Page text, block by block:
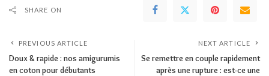
SHARE ON
PREVIOUS ARTICLE
Doux & rapide : nos amigurumis
en coton pour débutants
NEXT ARTICLE
Se remettre en couple rapidement
après une rupture : est-ce une